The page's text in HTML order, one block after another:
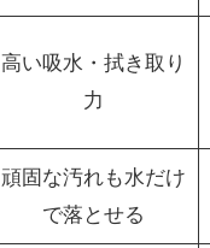
高い吸水・拭き取り
力
頑固な汚れも水だけ
で落とせる